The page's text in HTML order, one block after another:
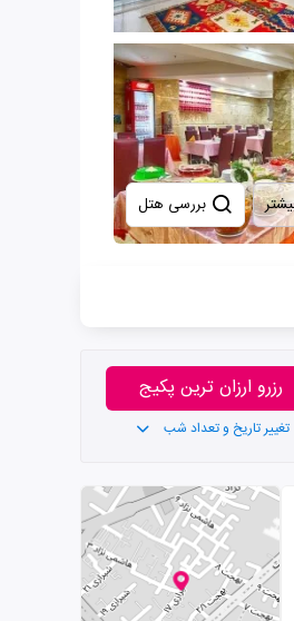
رزرو ارزان ترین پکیج
تغییر تاریخ و تعداد شب